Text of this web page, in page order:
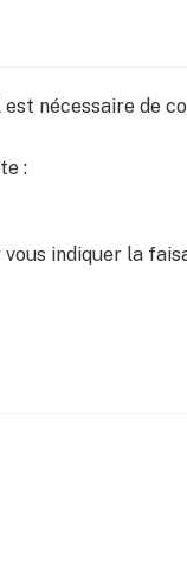
est nécessaire
:
indiquer la